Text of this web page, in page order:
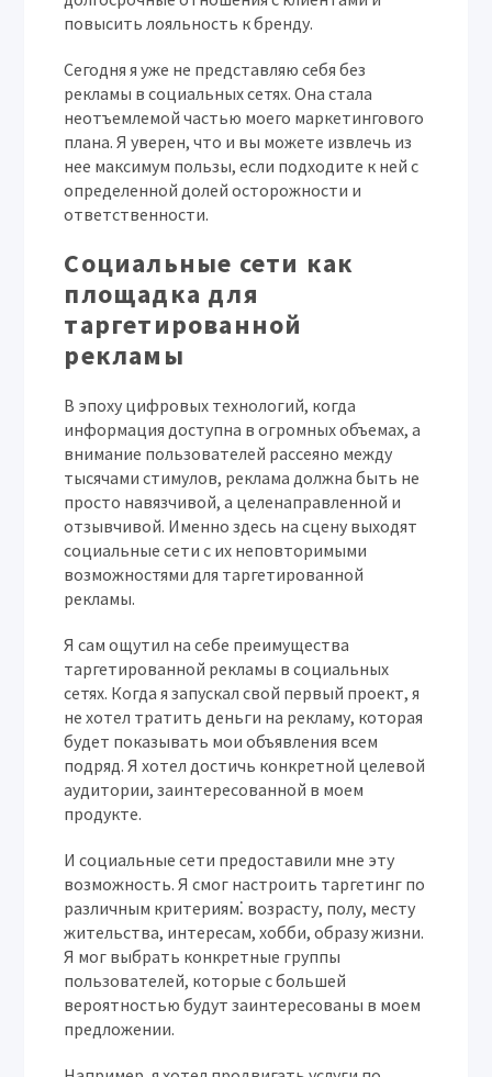
повысить лояльность к бренду.
Сегодня я уже не представляю себя без
рекламы в социальных сетях. Она стала
неотъемлемой частью моего маркетингового
плана. Я уверен, что и вы можете извлечь из
нее максимум пользы, если подходите к ней с
определенной долей осторожности и
ответственности.
Социальные сети как
площадка для
таргетированной
рекламы
В эпоху цифровых технологий, когда
информация доступна в огромных объемах, а
внимание пользователей рассеяно между
тысячами стимулов, реклама должна быть не
просто навязчивой, а целенаправленной и
отзывчивой. Именно здесь на сцену выходят
социальные сети с их неповторимыми
возможностями для таргетированной
рекламы.
Я сам ощутил на себе преимущества
таргетированной рекламы в социальных
сетях. Когда я запускал свой первый проект, я
не хотел тратить деньги на рекламу, которая
будет показывать мои объявления всем
подряд. Я хотел достичь конкретной целевой
аудитории, заинтересованной в моем
продукте.
И социальные сети предоставили мне эту
возможность. Я смог настроить таргетинг по
различным критериям⁚ возрасту, полу, месту
жительства, интересам, хобби, образу жизни.
Я мог выбрать конкретные группы
пользователей, которые с большей
вероятностью будут заинтересованы в моем
предложении.